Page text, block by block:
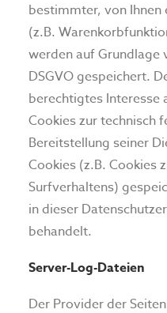
bestimmter, von Ihnen
(z.B.
werden auf Grundlage
DSGVO gespeichert.
berechtigtes Interesse
Cookies zur technisch
Bereitstellung seiner
Cookies (z.B. Cookies
Surfverhaltens)
in dieser
behandelt.
Server-Log-Dateien
Der Provider der